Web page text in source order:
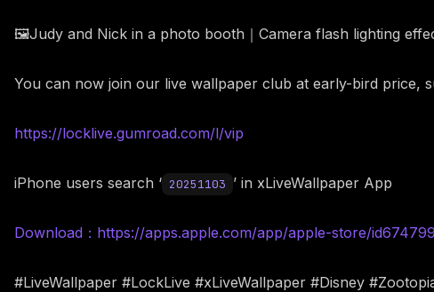
🖼️Judy and Nick in a photo booth｜Camera flash lighting
You can now join our live wallpaper club at early-bird price,
https://locklive.gumroad.com/l/vip
iPhone users search ‘ 20251103 ’ in xLiveWallpaper App
Download：https://apps.apple.com/app/apple-store/
#LiveWallpaper #LockLive #xLiveWallpaper #Disney